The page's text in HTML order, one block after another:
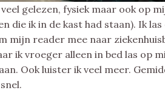
gelezen, fysiek maar ook op
die ik in de kast had staan). Ik las
mijn reader mee naar
ik vroeger alleen in bed las op
Ook luister ik veel meer.